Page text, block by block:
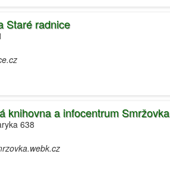
Staré radnice
knihovna a infocentrum Smržovka
638